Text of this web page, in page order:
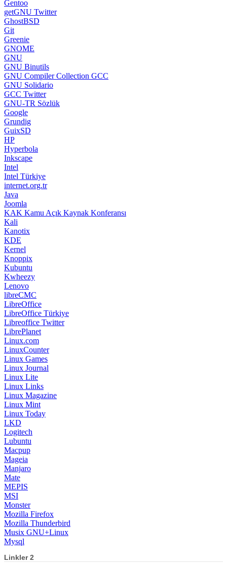
Gentoo
getGNU Twitter
GhostBSD
Git
Greenie
GNOME
GNU
GNU Binutils
GNU Compiler Collection GCC
GNU Solidario
GCC Twitter
GNU-TR Sözlük
Google
Grundig
GuixSD
HP
Hyperbola
Inkscape
Intel
Intel Türkiye
internet.org.tr
Java
Joomla
KAK Kamu Açık Kaynak Konferansı
Kali
Kanotix
KDE
Kernel
Knoppix
Kubuntu
Kwheezy
Lenovo
libreCMC
LibreOffice
LibreOffice Türkiye
Libreoffice Twitter
LibrePlanet
Linux.com
LinuxCounter
Linux Games
Linux Journal
Linux Lite
Linux Links
Linux Magazine
Linux Mint
Linux Today
LKD
Logitech
Lubuntu
Macpup
Mageia
Manjaro
Mate
MEPIS
MSI
Monster
Mozilla Firefox
Mozilla Thunderbird
Musix GNU+Linux
Mysql
Linkler 2